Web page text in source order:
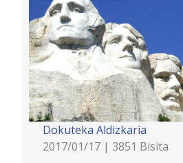
Dokuteka Aldizkaria
2017/01/17 | 3851 Bisita